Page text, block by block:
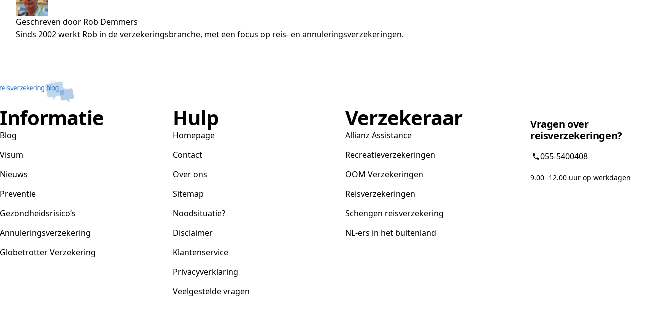
Geschreven door Rob Demmers
Sinds 2002 werkt Rob in de verzekeringsbranche, met een focus op reis- en annuleringsverzekeringen.
Informatie
Blog
Visum
Nieuws
Preventie
Gezondheidsrisico’s
Annuleringsverzekering
Globetrotter Verzekering
Hulp
Homepage
Contact
Over ons
Sitemap
Noodsituatie?
Disclaimer
Klantenservice
Privacyverklaring
Veelgestelde vragen
Verzekeraar
Allianz Assistance
Recreatieverzekeringen
OOM Verzekeringen
Reisverzekeringen
Schengen reisverzekering
NL-ers in het buitenland
Vragen over
reisverzekeringen?
055-5400408
9.00 -12.00 uur op werkdagen